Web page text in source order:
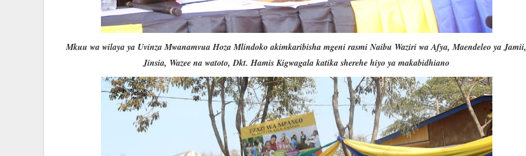
Mkuu wa wilaya ya Uvinza Mwanamvua Hoza Mlindoko akimkaribisha mgeni rasmi Naibu Waziri wa Afya, Maendeleo ya Jamii,
Jinsia, Wazee na watoto, Dkt. Hamis Kigwagala katika sherehe hiyo ya makabidhiano